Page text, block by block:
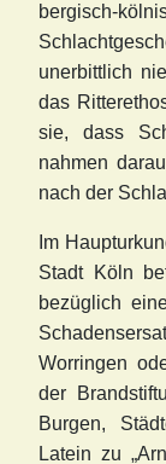
bergisch-
unerbittlich
das
sie, dass
nahmen
nach der
Im
Stadt Köln
bezüglich
Worringen
der
Burgen,
Latein zu